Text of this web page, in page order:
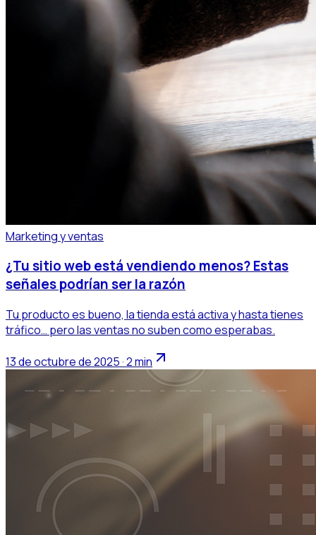
Marketing y ventas
¿Tu sitio web está vendiendo menos? Estas
señales podrían ser la razón
Tu producto es bueno, la tienda está activa y hasta tienes
tráfico… pero las ventas no suben como esperabas.
13 de octubre de 2025 · 2 min